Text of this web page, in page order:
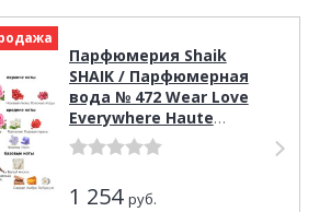
Парфюмерия Shaik
SHAIK / Парфюмерная
вода № 472 Wear Love
Everywhere Haute
Fragrance Company
HFC 50 мл
1 254 руб.